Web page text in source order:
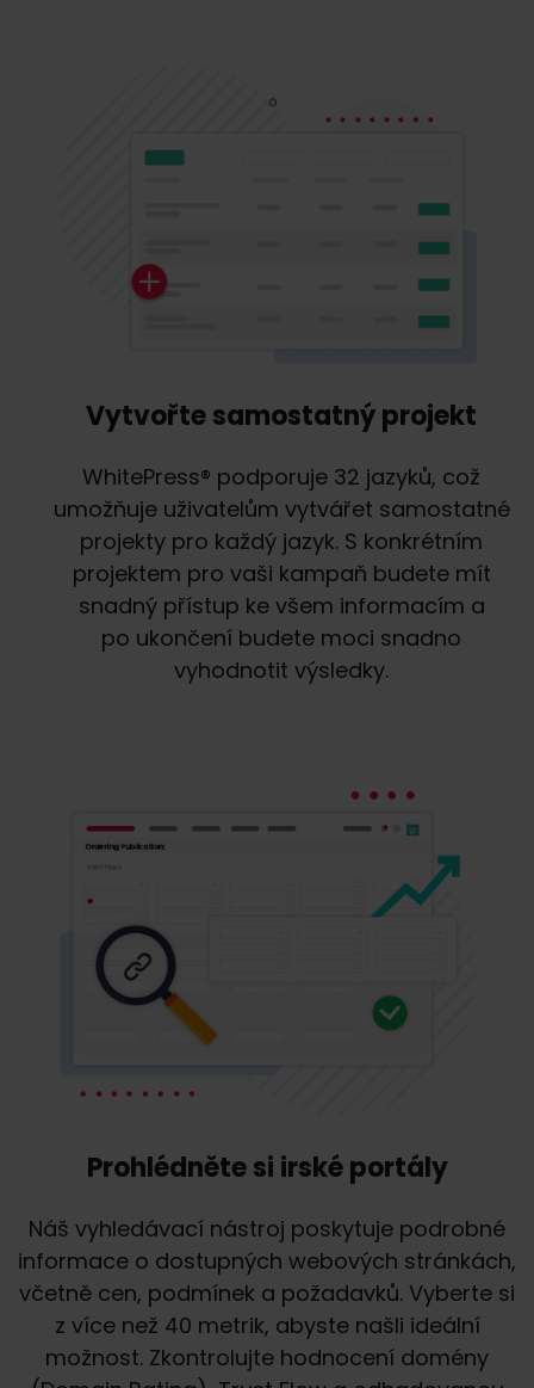
Vytvořte samostatný projekt
WhitePress® podporuje 32 jazyků, což
umožňuje uživatelům vytvářet samostatné
projekty pro každý jazyk. S konkrétním
projektem pro vaši kampaň budete mít
snadný přístup ke všem informacím a
po ukončení budete moci snadno
vyhodnotit výsledky.
Prohlédněte si irské portály
Náš vyhledávací nástroj poskytuje podrobné
informace o dostupných webových stránkách,
včetně cen, podmínek a požadavků. Vyberte si
z více než 40 metrik, abyste našli ideální
možnost. Zkontrolujte hodnocení domény